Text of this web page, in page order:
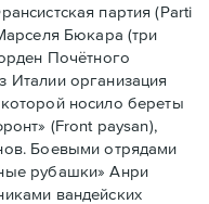
партия (Parti
Бюкара (три
Почётного
Италии организация
носило береты
(Front paysan),
Боевыми отрядами
рубашки» Анри
вандейских